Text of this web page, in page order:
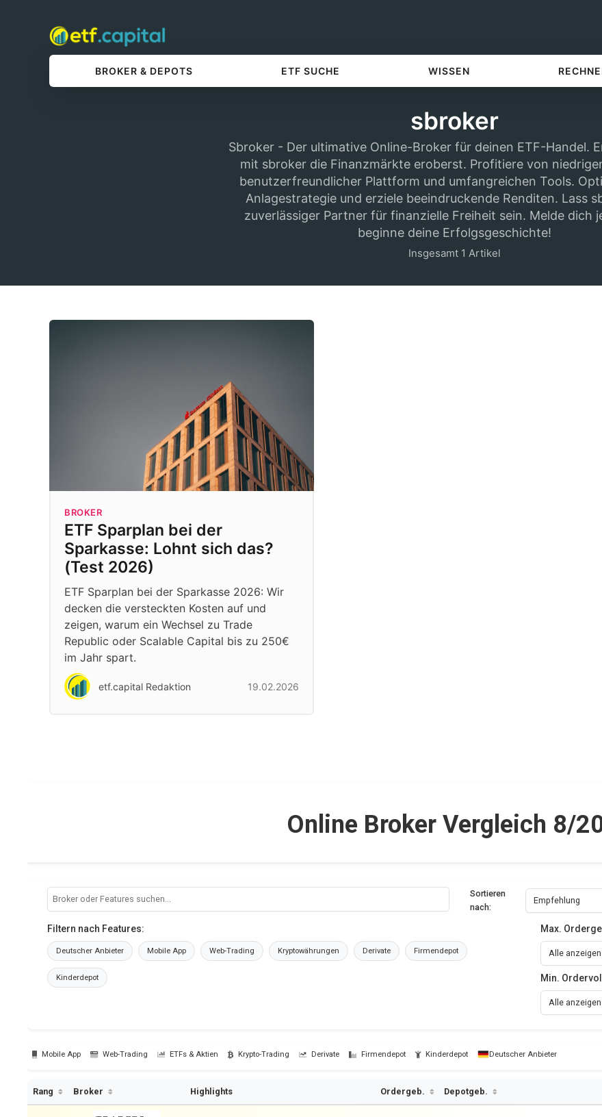
BROKER & DEPOTS ETF SUCHE WISSEN
sbroker
Sbroker - Der ultimative Online-Broker für deinen ETF-Handel.
mit sbroker die Finanzmärkte eroberst. Profitiere von
benutzerfreundlicher Plattform und umfangreichen Tools.
Anlagestrategie und erziele beeindruckende Renditen. Lass
zuverlässiger Partner für finanzielle Freiheit sein. Melde dich
beginne deine Erfolgsgeschichte!
Insgesamt 1 Artikel
BROKER
ETF Sparplan bei der
Sparkasse: Lohnt sich das?
(Test 2026)
ETF Sparplan bei der Sparkasse 2026: Wir
decken die versteckten Kosten auf und
zeigen, warum ein Wechsel zu Trade
Republic oder Scalable Capital bis zu 250€
im Jahr spart.
etf.capital Redaktion 19.02.2026